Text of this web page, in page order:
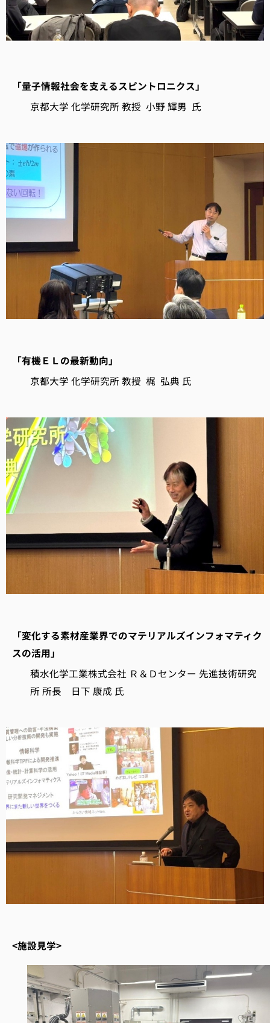
「量子情報社会を支えるスピントロニクス」
京都大学 化学研究所 教授 小野 輝男 氏
「有機ＥＬの最新動向」
京都大学 化学研究所 教授 梶 弘典 氏
「変化する素材産業界でのマテリアルズインフォマティク
スの活用」
積水化学工業株式会社 Ｒ＆Ｄセンター 先進技術研究
所 所長 日下 康成 氏
<施設見学>